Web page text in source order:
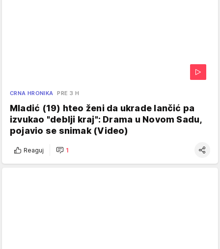
CRNA HRONIKA PRE 3 H
Mladić (19) hteo ženi da ukrade lančić pa
izvukao "deblji kraj": Drama u Novom Sadu,
pojavio se snimak (Video)
Reaguj 1